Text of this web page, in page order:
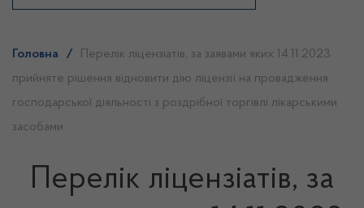
Головна /
Перелік ліцензіатів, за заявами яких 14.11.2023
прийняте рішення відновити дію ліцензії на провадження
господарської діяльності з роздрібної торгівлі лікарськими
засобами
Перелік ліцензіатів, за